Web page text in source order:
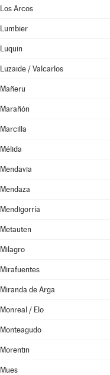
Los Arcos
Lumbier
Luquin
Luzaide / Valcarlos
Mañeru
Marañón
Marcilla
Mélida
Mendavia
Mendaza
Mendigorría
Metauten
Milagro
Mirafuentes
Miranda de Arga
Monreal / Elo
Monteagudo
Morentin
Mues